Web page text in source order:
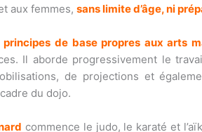
aux femmes,sans limite d’âge, ni
principes de base propres aux arts
Il aborde progressivement le
de projections et
du dojo.
commence le judo, le karaté et